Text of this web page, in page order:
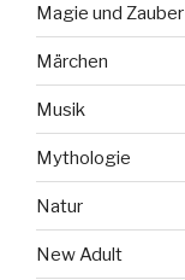
Magie und Zauber
Märchen
Musik
Mythologie
Natur
New Adult